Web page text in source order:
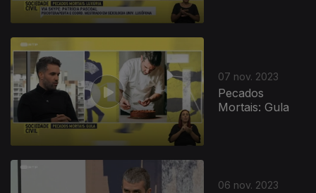
07 nov. 2023
Pecados
Mortais: Gula
06 nov. 2023
725776